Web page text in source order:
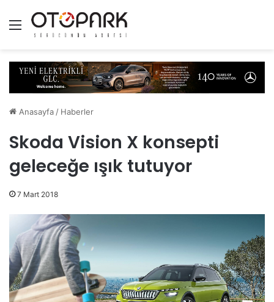
Menü
Anasayfa / Haberler
Skoda Vision X konsepti
geleceğe ışık tutuyor
7 Mart 2018